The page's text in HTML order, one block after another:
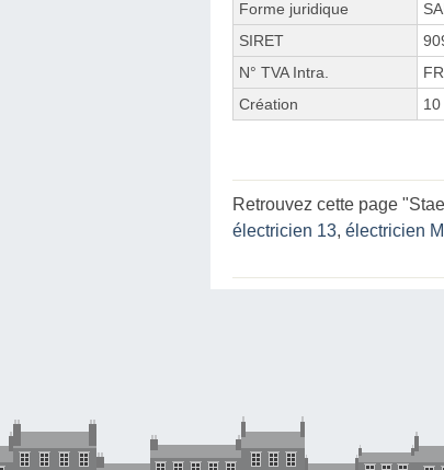
Forme juridique
SIRET
N° TVA Intra.
Création
Retrouvez cette page
électricien 13, électricien